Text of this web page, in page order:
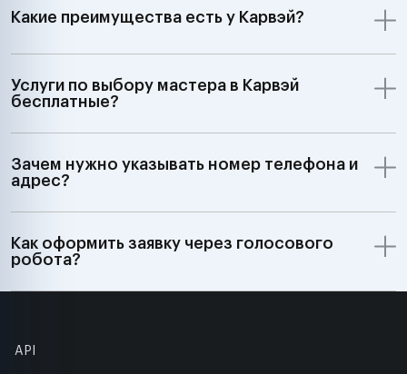
Какие преимущества есть у Карвэй?
Услуги по выбору мастера в Карвэй
бесплатные?
Зачем нужно указывать номер телефона и
адрес?
Как оформить заявку через голосового
робота?
API